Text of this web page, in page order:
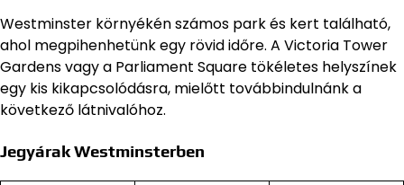
Westminster környékén számos park és kert található,
ahol megpihenhetünk egy rövid időre. A Victoria Tower
Gardens vagy a Parliament Square tökéletes helyszínek
egy kis kikapcsolódásra, mielőtt továbbindulnánk a
következő látnivalóhoz.
Jegyárak Westminsterben